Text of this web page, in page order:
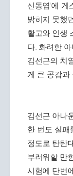
신동엽'에 게
밝히지 못했
활고와 인생
다. 화려한
김선근의 치
게 큰 공감과
김선근 아나
한 번도 실패
정도로 탄탄
부러워할 만
시험에 단번